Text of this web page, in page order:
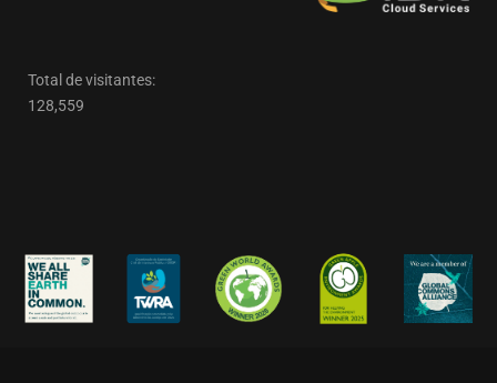
Total de visitantes:
128,559